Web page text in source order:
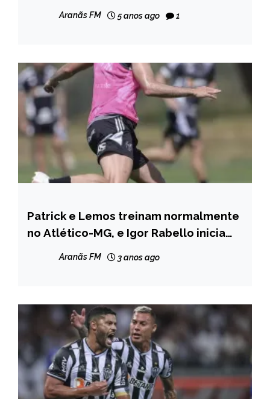
Aranãs FM 5 anos ago 1
ESPORTES
Patrick e Lemos treinam normalmente
no Atlético-MG, e Igor Rabello inicia
Aranãs FM 3 anos ago